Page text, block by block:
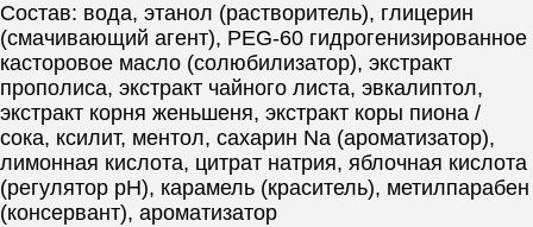
Состав: вода, этанол (растворитель), глицерин
(смачивающий агент), PEG-60 гидрогенизированное
касторовое масло (солюбилизатор), экстракт
прополиса, экстракт чайного листа, эвкалиптол,
экстракт корня женьшеня, экстракт коры пиона /
сока, ксилит, ментол, сахарин Na (ароматизатор),
лимонная кислота, цитрат натрия, яблочная кислота
(регулятор рН), карамель (краситель), метилпарабен
(консервант), ароматизатор